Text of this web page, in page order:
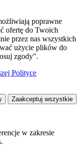
poprawne
ofertę do Twoich
przez nas wszystkich
użycie plików do
zgody".
Polityce
Zaakceptuj wszystkie
w zakresie